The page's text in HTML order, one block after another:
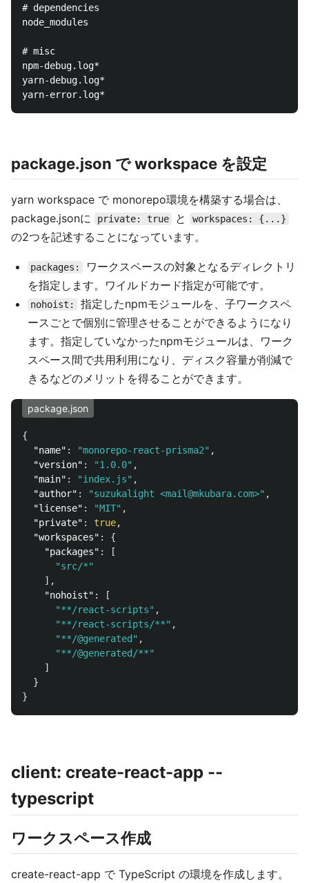
# dependencies
node_modules
# misc
npm-debug.log*
yarn-debug.log*
package.json で workspace を設定
yarn workspace で monorepo環境を構築する場合は、
package.jsonに
private: true と workspaces: {...}
の2つを記述することになっています。
packages:
ワークスペースの対象となるディレクトリ
を指定します。ワイルドカード指定が可能です。
nohoist:
指定したnpmモジュールを、子ワークスペ
ースごとで個別に管理させることができるようになり
ます。指定していなかったnpmモジュールは、ワーク
スペース間で共用利用になり、ディスク容量が削減で
きるなどのメリットを得ることができます。
package.json
{
"name" : "monorepo-react-prisma2" ,
"version" : "1.0.0" ,
"main" : "index.js" ,
"author" : "suzukalight <mail@mkubara.com>" ,
"license" : "MIT" ,
"private" : true,
"workspaces" :
{
"packages" :
[
"src/*"
],
"nohoist" :
[
"**/react-scripts" ,
"**/react-scripts/**" ,
"**/@generated" ,
"**/@generated/**"
]
}
}
client: create-react-app --
typescript
ワークスペース作成
create-react-app で TypeScript の環境を作成します。